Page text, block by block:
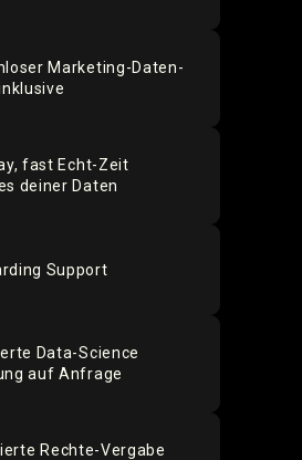
Marketing-Daten-
fast Echt-Zeit
deiner Daten
Support
Data-Science
auf Anfrage
Rechte-Vergabe